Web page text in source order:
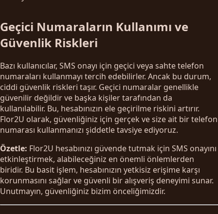
Geçici Numaraların Kullanımı ve
Güvenlik Riskleri
Bazı kullanıcılar, SMS onayı için geçici veya sahte telefon
numaraları kullanmayı tercih edebilirler. Ancak bu durum,
ciddi güvenlik riskleri taşır. Geçici numaralar genellikle
güvenilir değildir ve başka kişiler tarafından da
kullanılabilir. Bu, hesabınızın ele geçirilme riskini artırır.
Flor2U olarak, güvenliğiniz için gerçek ve size ait bir telefon
numarası kullanmanızı şiddetle tavsiye ediyoruz.
Özetle: Flor2U hesabınızı güvende tutmak için SMS onayını
etkinleştirmek, alabileceğiniz en önemli önlemlerden
biridir. Bu basit işlem, hesabınızın yetkisiz erişime karşı
korunmasını sağlar ve güvenli bir alışveriş deneyimi sunar.
Unutmayın, güvenliğiniz bizim önceliğimizdir.